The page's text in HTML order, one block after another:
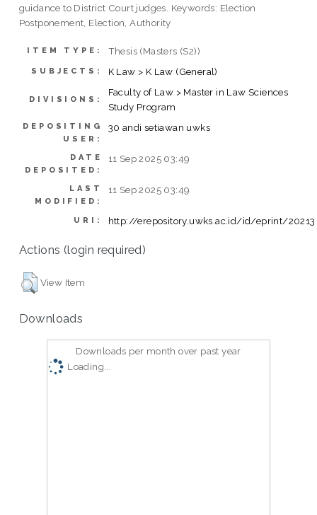
guidance to District Court judges. Keywords: Election
Postponement, Election, Authority
ITEM TYPE: Thesis (Masters (S2))
SUBJECTS: K Law > K Law (General)
DIVISIONS:
Faculty of Law > Master in Law Sciences
Study Program
DEPOSITING
USER:
30 andi setiawan uwks
DATE
DEPOSITED:
11 Sep 2025 03:49
LAST
MODIFIED:
11 Sep 2025 03:49
URI: http://erepository.uwks.ac.id/id/eprint/20213
Actions (login required)
View Item
Downloads
Downloads per month over past year
Loading...